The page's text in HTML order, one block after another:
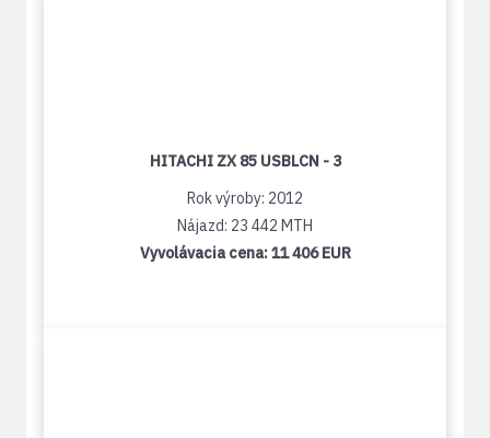
HITACHI ZX 85 USBLCN - 3
Rok výroby: 2012
Nájazd: 23 442 MTH
Vyvolávacia cena:11 406 EUR